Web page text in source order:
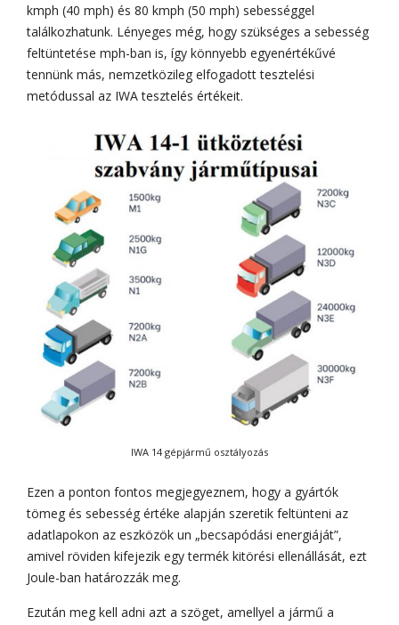
kmph (40 mph) és 80 kmph (50 mph) sebességgel
találkozhatunk. Lényeges még, hogy szükséges a sebesség
feltüntetése mph-ban is, így könnyebb egyenértékűvé
tennünk más, nemzetközileg elfogadott tesztelési
metódussal az IWA tesztelés értékeit.
IWA 14 gépjármű osztályozás
Ezen a ponton fontos megjegyeznem, hogy a gyártók
tömeg és sebesség értéke alapján szeretik feltünteni az
adatlapokon az eszközök un „becsapódási energiáját”,
amivel röviden kifejezik egy termék kitörési ellenállását, ezt
Joule-ban határozzák meg.
Ezután meg kell adni azt a szöget, amellyel a jármű a